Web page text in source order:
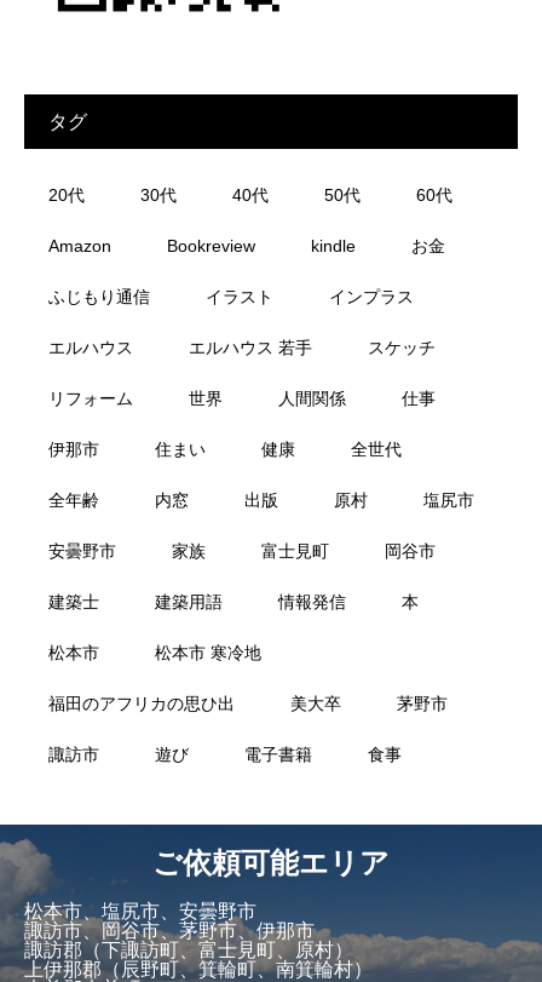
タグ
20代 30代 40代 50代 60代
Amazon Bookreview kindle お金
ふじもり通信 イラスト インプラス
エルハウス エルハウス 若手 スケッチ
リフォーム 世界 人間関係 仕事
伊那市 住まい 健康 全世代
全年齢 内窓 出版 原村 塩尻市
安曇野市 家族 富士見町 岡谷市
建築士 建築用語 情報発信 本
松本市 松本市 寒冷地
福田のアフリカの思ひ出 美大卒 茅野市
諏訪市 遊び 電子書籍 食事
ご依頼可能エリア
松本市、塩尻市、安曇野市
諏訪市、岡谷市、茅野市、伊那市
諏訪郡（下諏訪町、富士見町、原村）
上伊那郡（辰野町、箕輪町、南箕輪村）